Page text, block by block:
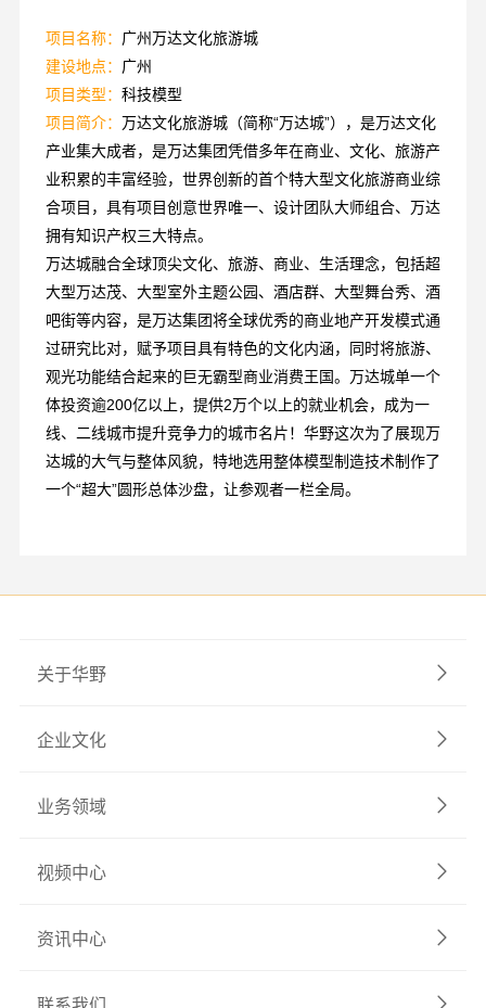
项目名称： 广州万达文化旅游城
建设地点： 广州
项目类型： 科技模型
项目简介： 万达文化旅游城（简称“万达城”），是万达文化
产业集大成者，是万达集团凭借多年在商业、文化、旅游产
业积累的丰富经验，世界创新的首个特大型文化旅游商业综
合项目，具有项目创意世界唯一、设计团队大师组合、万达
拥有知识产权三大特点。
万达城融合全球顶尖文化、旅游、商业、生活理念，包括超
大型万达茂、大型室外主题公园、酒店群、大型舞台秀、酒
吧街等内容，是万达集团将全球优秀的商业地产开发模式通
过研究比对，赋予项目具有特色的文化内涵，同时将旅游、
观光功能结合起来的巨无霸型商业消费王国。 万达城单一个
体投资逾200亿以上，提供2万个以上的就业机会，成为一
线、二线城市提升竞争力的城市名片！ 华野这次为了展现万
达城的大气与整体风貌，特地选用整体模型制造技术制作了
一个“超大”圆形总体沙盘，让参观者一栏全局。
关于华野
企业文化
业务领域
视频中心
资讯中心